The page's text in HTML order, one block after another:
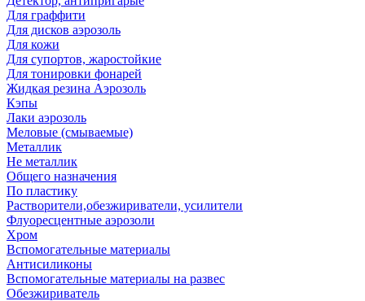
Для граффити
Для дисков аэрозоль
Для кожи
Для супортов, жаростойкие
Для тонировки фонарей
Жидкая резина Аэрозоль
Кэпы
Лаки аэрозоль
Меловые (смываемые)
Металлик
Не металлик
Общего назначения
По пластику
Растворители,обезжириватели, усилители
Флуоресцентные аэрозоли
Хром
Вспомогательные материалы
Антисиликоны
Вспомогательные материалы на развес
Обезжириватель